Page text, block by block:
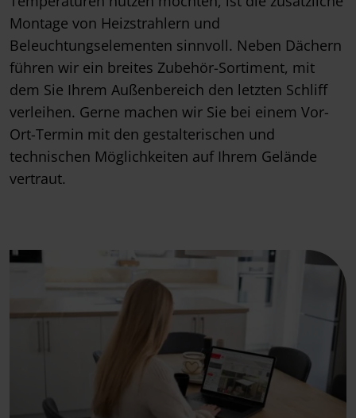
Montage von Heizstrahlern und
Beleuchtungselementen sinnvoll. Neben Dächern
führen wir ein breites Zubehör-Sortiment, mit
dem Sie Ihrem Außenbereich den letzten Schliff
verleihen. Gerne machen wir Sie bei einem Vor-
Ort-Termin mit den gestalterischen und
technischen Möglichkeiten auf Ihrem Gelände
vertraut.